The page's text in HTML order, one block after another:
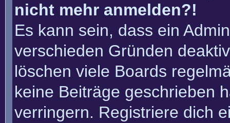
nicht mehr anmelden?!
Es kann sein, dass ein
verschieden Gründen
löschen viele Boards
keine Beiträge geschrieben
verringern. Registriere dich